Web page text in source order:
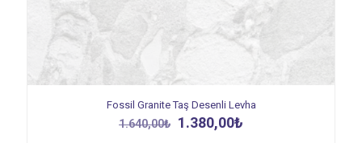
Fossil Granite Taş Desenli Levha
1.640,00₺ Orijinal
1.380,00₺